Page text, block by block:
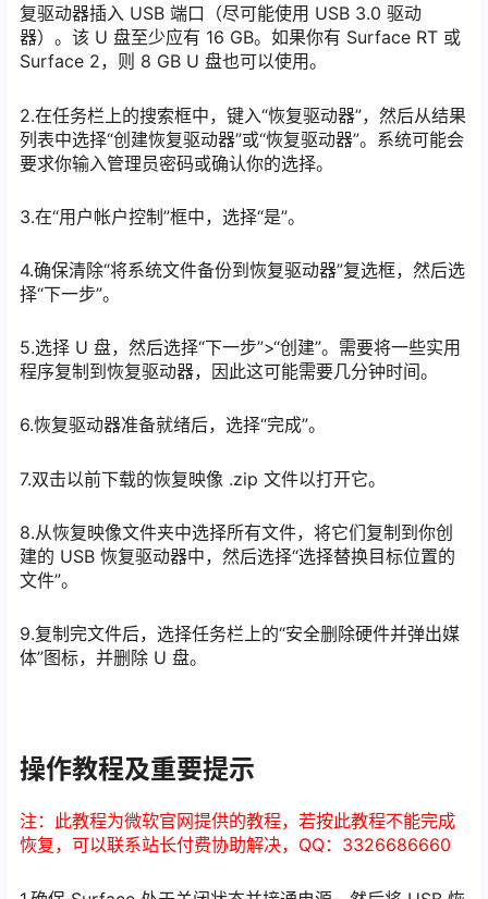
复驱动器插入 USB 端口（尽可能使用 USB 3.0 驱动
器）。该 U 盘至少应有 16 GB。如果你有 Surface RT 或
Surface 2，则 8 GB U 盘也可以使用。
2.在任务栏上的搜索框中，键入“恢复驱动器”，然后从结果
列表中选择“创建恢复驱动器”或“恢复驱动器”。系统可能会
要求你输入管理员密码或确认你的选择。
3.在“用户帐户控制”框中，选择“是”。
4.确保清除“将系统文件备份到恢复驱动器”复选框，然后选
择“下一步”。
5.选择 U 盘，然后选择“下一步”>“创建”。需要将一些实用
程序复制到恢复驱动器，因此这可能需要几分钟时间。
6.恢复驱动器准备就绪后，选择“完成”。
7.双击以前下载的恢复映像 .zip 文件以打开它。
8.从恢复映像文件夹中选择所有文件，将它们复制到你创
建的 USB 恢复驱动器中，然后选择“选择替换目标位置的
文件”。
9.复制完文件后，选择任务栏上的“安全删除硬件并弹出媒
体”图标，并删除 U 盘。
操作教程及重要提示
注：此教程为微软官网提供的教程，若按此教程不能完成
恢复，可以联系站长付费协助解决，QQ：3326686660